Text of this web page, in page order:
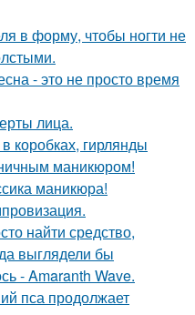
в форму, чтобы ногти не
- это не просто время
лица.
коробках, гирлянды
маникюром!
маникюра!
найти средство,
выглядели бы
- Amaranth Wave.
пса продолжает